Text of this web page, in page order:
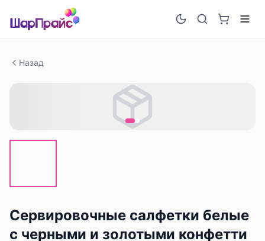
Назад
Сервировочные салфетки белые
с черными и золотыми конфетти